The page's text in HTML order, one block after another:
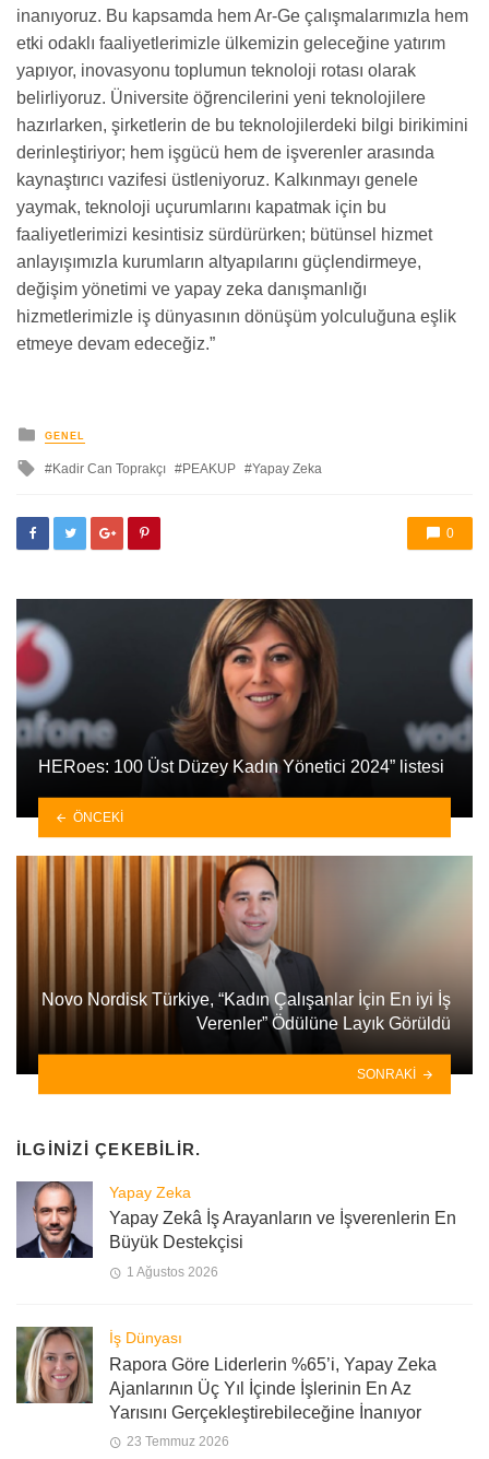
inanıyoruz. Bu kapsamda hem Ar-Ge çalışmalarımızla hem
etki odaklı faaliyetlerimizle ülkemizin geleceğine yatırım
yapıyor, inovasyonu toplumun teknoloji rotası olarak
belirliyoruz. Üniversite öğrencilerini yeni teknolojilere
hazırlarken, şirketlerin de bu teknolojilerdeki bilgi birikimini
derinleştiriyor; hem işgücü hem de işverenler arasında
kaynaştırıcı vazifesi üstleniyoruz. Kalkınmayı genele
yaymak, teknoloji uçurumlarını kapatmak için bu
faaliyetlerimizi kesintisiz sürdürürken; bütünsel hizmet
anlayışımızla kurumların altyapılarını güçlendirmeye,
değişim yönetimi ve yapay zeka danışmanlığı
hizmetlerimizle iş dünyasının dönüşüm yolculuğuna eşlik
etmeye devam edeceğiz.”
yayınlanan
GENEL
ileKadir Can Toprakçı PEAKUP Yapay Zeka
0
HERoes: 100 Üst Düzey Kadın Yönetici 2024” listesi
ÖNCEKI
Novo Nordisk Türkiye, “Kadın Çalışanlar İçin En iyi İş
Verenler” Ödülüne Layık Görüldü
SONRAKI
İLGINIZI ÇEKEBILIR.
Yapay Zeka
Yapay Zekâ İş Arayanların ve İşverenlerin En
Büyük Destekçisi
1 Ağustos 2026
İş Dünyası
Rapora Göre Liderlerin %65’i, Yapay Zeka
Ajanlarının Üç Yıl İçinde İşlerinin En Az
Yarısını Gerçekleştirebileceğine İnanıyor
23 Temmuz 2026